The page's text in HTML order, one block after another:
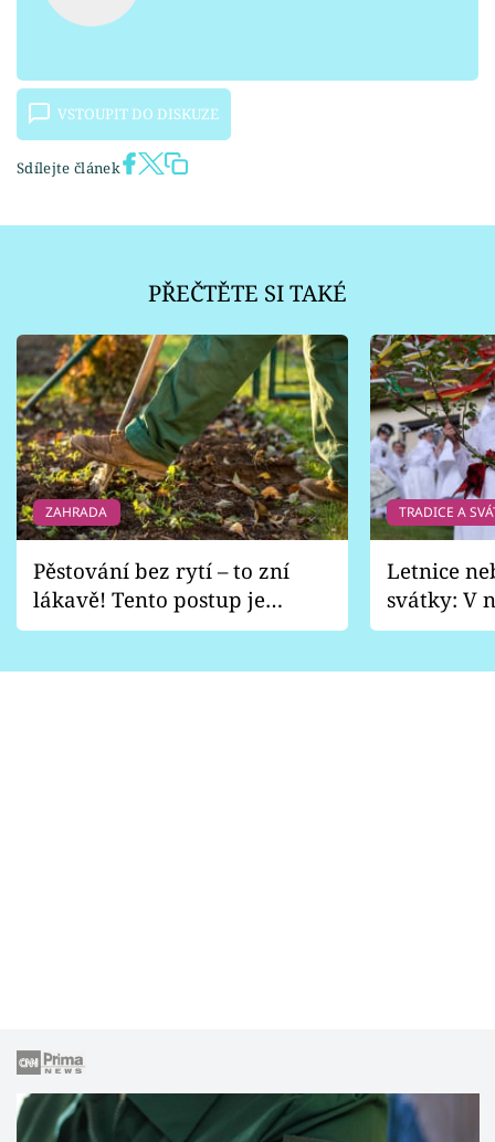
VSTOUPIT DO DISKUZE
Sdílejte článek
PŘEČTĚTE SI TAKÉ
ZAHRADA
Pěstování bez rytí – to zní
lákavě! Tento postup je
vhodný jen pro některé
TRADICE A
Letnice
svátky: V
pondělí